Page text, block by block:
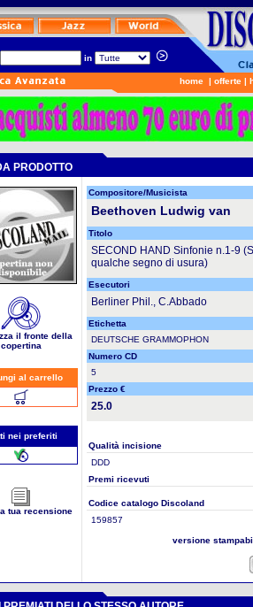
in
home | offerte |
PRODOTTO
il fronte della
copertina
al carrello
nei preferiti
tua recensione
Compositore/Musicista
Beethoven Ludwig van
Titolo
SECOND HAND Sinfonie n.1-9
qualche segno di usura)
Esecutori
Berliner Phil., C.Abbado
Etichetta
DEUTSCHE GRAMMOPHON
Numero CD
5
Prezzo €
25.0
Qualità incisione
DDD
Premi ricevuti
Codice catalogo Discoland
159857
versione